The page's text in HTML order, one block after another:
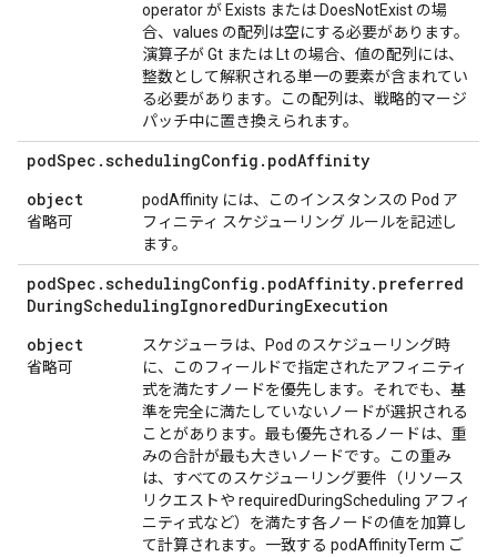
operator が Exists または DoesNotExist の場
合、values の配列は空にする必要があります。
演算子が Gt または Lt の場合、値の配列には、
整数として解釈される単一の要素が含まれてい
る必要があります。この配列は、戦略的マージ
パッチ中に置き換えられます。
podSpec .schedulingConfig . podAffinity
object
省略可
podAffinity には、このインスタンスの Pod ア
フィニティ スケジューリング ルールを記述し
ます。
podSpec .schedulingConfig . podAffinity. preferred
DuringSchedulingIgnoredDuringExecution
object
省略可
スケジューラは、Pod のスケジューリング時
に、このフィールドで指定されたアフィニティ
式を満たすノードを優先します。それでも、基
準を完全に満たしていないノードが選択される
ことがあります。最も優先されるノードは、重
みの合計が最も大きいノードです。この重み
は、すべてのスケジューリング要件（リソース
リクエストや requiredDuringScheduling アフィ
ニティ式など）を満たす各ノードの値を加算し
て計算されます。一致する podAffinityTerm ご